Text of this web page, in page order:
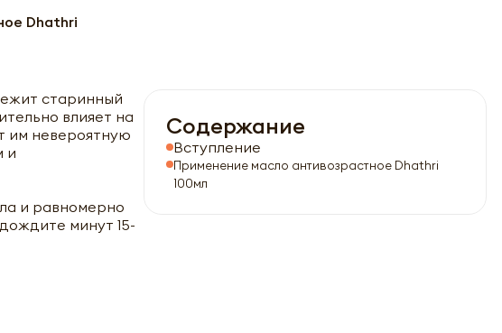
Dhathri
старинный
влияет на
им невероятную
и
и равномерно
минут 15-
Содержание
Вступление
Применение масло антивозрастное Dhathri
100мл